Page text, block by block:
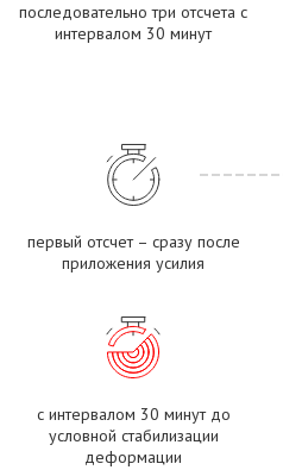
последовательно три отсчета с
интервалом 30 минут
первый отсчет – сразу после
приложения усилия
с интервалом 30 минут до
условной стабилизации
деформации